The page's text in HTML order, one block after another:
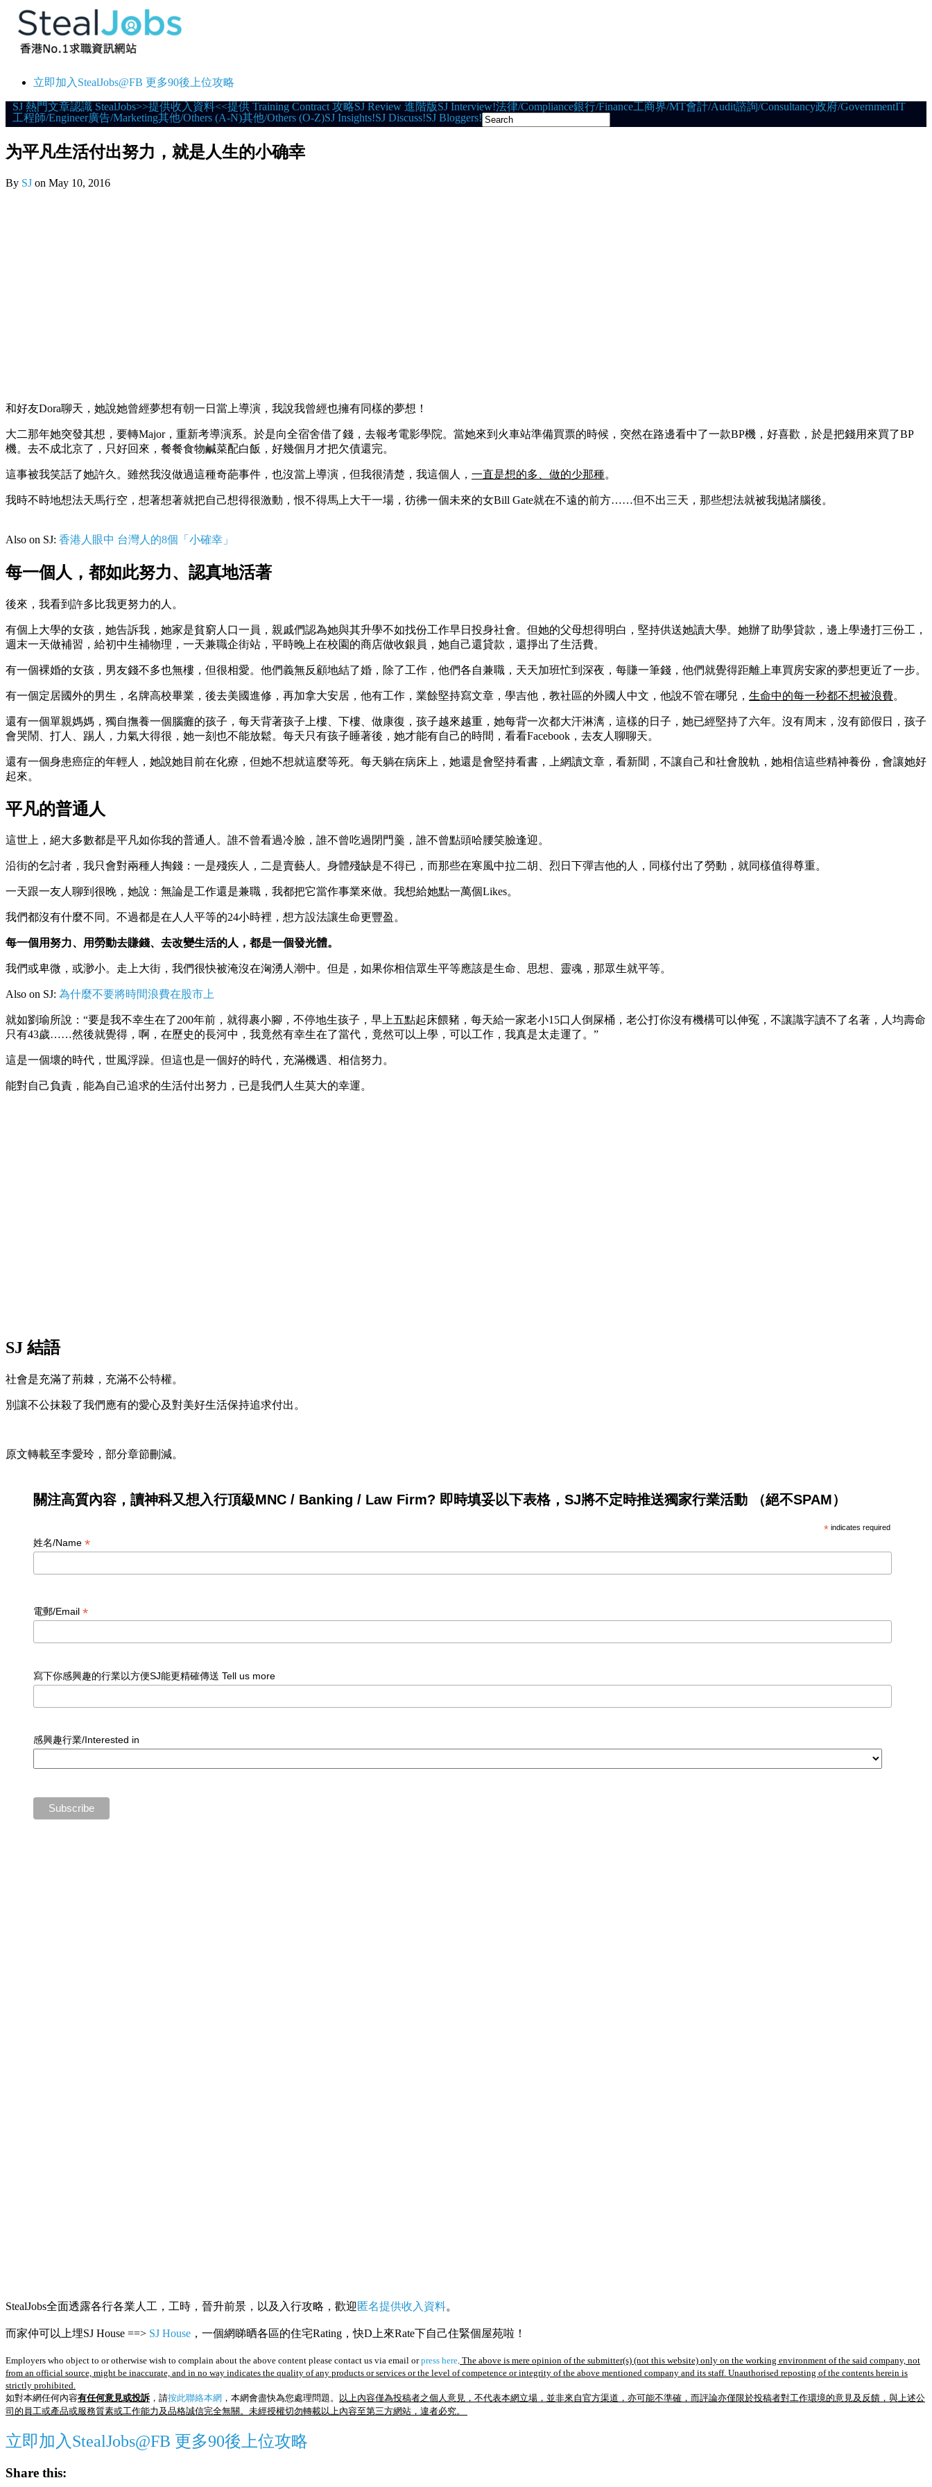
立即加入StealJobs@FB 更多90後上位攻略
Skip
to
SJ 熱門文章認識 StealJobs>>提供收入資料<<提供 Training Contract 攻略SJ Review 進階版SJ Interview!法律/Compliance銀行/Finance工商界/MT會計/Audit諮詢/Consultancy政府/GovernmentIT
工程師/Engineer廣告/Marketing其他/Others (A-N)其他/Others (O-Z)SJ Insights!SJ Discuss!SJ Bloggers!
为平凡生活付出努力，就是人生的小确幸
By SJ on May 10, 2016
和好友Dora聊天，她說她曾經夢想有朝一日當上導演，我說我曾經也擁有同樣的夢想！
大二那年她突發其想，要轉Major，重新考導演系。於是向全宿舍借了錢，去報考電影學院。當她來到火車站準備買票的時候，突然在路邊看中了一款BP機，好喜歡，於是把錢用來買了BP
機。去不成北京了，只好回來，餐餐食物鹹菜配白飯，好幾個月才把欠債還完。
這事被我笑話了她許久。雖然我沒做過這種奇葩事件，也沒當上導演，但我很清楚，我這個人， 一直是想的多、做的少那種。
我時不時地想法天馬行空，想著想著就把自己想得很激動，恨不得馬上大干一場，彷彿一個未來的女Bill Gate就在不遠的前方……但不出三天，那些想法就被我拋諸腦後。
Also on SJ: 香港人眼中 台灣人的8個「小確幸」
每一個人，都如此努力、認真地活著
後來，我看到許多比我更努力的人。
有個上大學的女孩，她告訴我，她家是貧窮人口一員，親戚們認為她與其升學不如找份工作早日投身社會。但她的父母想得明白，堅持供送她讀大學。她辦了助學貸款，邊上學邊打三份工，
週末一天做補習，給初中生補物理，一天兼職企街站，平時晚上在校園的商店做收銀員，她自己還貸款，還掙出了生活費。
有一個裸婚的女孩，男友錢不多也無樓，但很相愛。他們義無反顧地結了婚，除了工作，他們各自兼職，天天加班忙到深夜，每賺一筆錢，他們就覺得距離上車買房安家的夢想更近了一步。
有一個定居國外的男生，名牌高校畢業，後去美國進修，再加拿大安居，他有工作，業餘堅持寫文章，學吉他，教社區的外國人中文，他說不管在哪兒， 生命中的每一秒都不想被浪費。
還有一個單親媽媽，獨自撫養一個腦癱的孩子，每天背著孩子上樓、下樓、做康復，孩子越來越重，她每背一次都大汗淋漓，這樣的日子，她已經堅持了六年。沒有周末，沒有節假日，孩子
會哭鬧、打人、踢人，力氣大得很，她一刻也不能放鬆。每天只有孩子睡著後，她才能有自己的時間，看看Facebook，去友人聊聊天。
還有一個身患癌症的年輕人，她說她目前在化療，但她不想就這麼等死。每天躺在病床上，她還是會堅持看書，上網讀文章，看新聞，不讓自己和社會脫軌，她相信這些精神養份，會讓她好
起來。
平凡的普通人
這世上，絕大多數都是平凡如你我的普通人。誰不曾看過冷臉，誰不曾吃過閉門羹，誰不曾點頭哈腰笑臉逢迎。
沿街的乞討者，我只會對兩種人掏錢：一是殘疾人，二是賣藝人。身體殘缺是不得已，而那些在寒風中拉二胡、烈日下彈吉他的人，同樣付出了勞動，就同樣值得尊重。
一天跟一友人聊到很晚，她說：無論是工作還是兼職，我都把它當作事業來做。我想給她點一萬個Likes。
我們都沒有什麼不同。不過都是在人人平等的24小時裡，想方設法讓生命更豐盈。
每一個用努力、用勞動去賺錢、去改變生活的人，都是一個發光體。
我們或卑微，或渺小。走上大街，我們很快被淹沒在洶湧人潮中。但是，如果你相信眾生平等應該是生命、思想、靈魂，那眾生就平等。
Also on SJ: 為什麼不要將時間浪費在股市上
就如劉瑜所說：“要是我不幸生在了200年前，就得裹小腳，不停地生孩子，早上五點起床餵豬，每天給一家老小15口人倒屎桶，老公打你沒有機構可以伸冤，不讓識字讀不了名著，人均壽命
只有43歲……然後就覺得，啊，在歷史的長河中，我竟然有幸生在了當代，竟然可以上學，可以工作，我真是太走運了。”
這是一個壞的時代，世風浮躁。但這也是一個好的時代，充滿機遇、相信努力。
能對自己負責，能為自己追求的生活付出努力，已是我們人生莫大的幸運。
SJ 結語
社會是充滿了荊棘，充滿不公特權。
別讓不公抹殺了我們應有的愛心及對美好生活保持追求付出。
原文轉載至李愛玲，部分章節刪減。
關注高質內容，讀神科又想入行頂級MNC / Banking / Law Firm? 即時填妥以下表格，SJ將不定時推送獨家行業活動 （絕不SPAM）
* indicates required
姓名/Name *
電郵/Email *
寫下你感興趣的行業以方便SJ能更精確傳送 Tell us more
感興趣行業/Interested in
StealJobs全面透露各行各業人工，工時，晉升前景，以及入行攻略，歡迎 匿名提供收入資料。
而家仲可以上埋SJ House ==> SJ House ，一個網睇晒各區的住宅Rating，快D上來Rate下自己住緊個屋苑啦！
Employers who object to or otherwise wish to complain about the above content please contact us via email orpress here The above is mere opinion of the submitter(s) (not this website) only on the working environment of the said company, not
from an official source, might be inaccurate, and in no way indicates the quality of any products or services or the level of competence or integrity of the above mentioned company and its staff. Unauthorised reposting of the contents herein is
strictly prohibited.
如對本網任何內容有任何意見或投訴 ，請按此聯絡本網 ，本網會盡快為您處理問題。
以上內容僅為投稿者之個人意見，不代表本網立場，並非來自官方渠道，亦可能不準確，而評論亦僅限於投稿者對工作環境的意見及反饋，與上述公
司的員工或產品或服務質素或工作能力及品格誠信完全無關。未經授權切勿轉載以上內容至第三方網站，違者必究。
立即加入StealJobs@FB 更多90後上位攻略
Share this: